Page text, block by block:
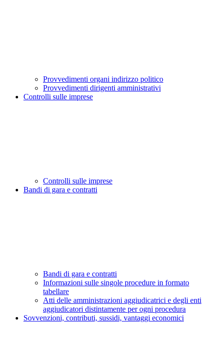
Provvedimenti organi indirizzo politico
Provvedimenti dirigenti amministrativi
Controlli sulle imprese
Controlli sulle imprese
Bandi di gara e contratti
Bandi di gara e contratti
Informazioni sulle singole procedure in formato
tabellare
Atti delle amministrazioni aggiudicatrici e degli enti
aggiudicatori distintamente per ogni procedura
Sovvenzioni, contributi, sussidi, vantaggi economici